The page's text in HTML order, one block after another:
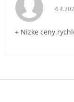
+ Nizke
Z